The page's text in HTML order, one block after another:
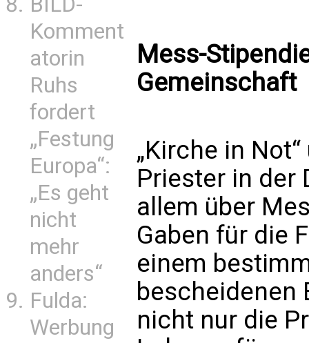
Komment
atorin
Ruhs
fordert
„Festung
Europa“:
„Es geht
nicht
mehr
anders“
Fulda:
Werbung
Mess-
Gemeinschaft
„Kirche in
Priester in der
allem über
Gaben für die
einem
bescheidenen
nicht nur die